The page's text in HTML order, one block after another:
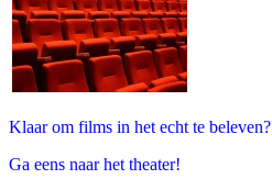
Klaar om films in het echt te beleven?
Ga eens naar het theater!